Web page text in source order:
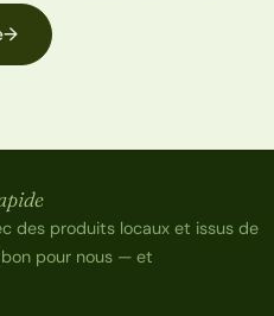
→
des produits locaux et issus de
pour nous — et